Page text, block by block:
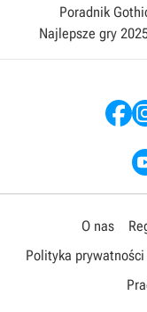
Poradnik
Najlepsze gry
O nas
Polityka prywatności